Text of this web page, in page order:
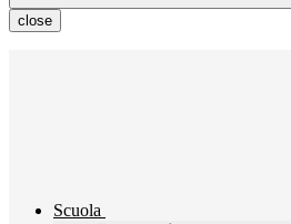
close
Scuola